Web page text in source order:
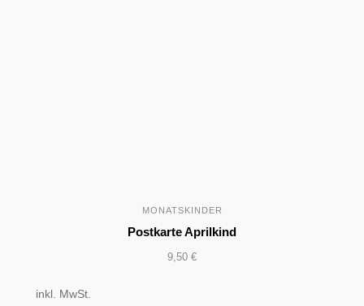
MONATSKINDER
Postkarte Aprilkind
9,50 €
inkl. MwSt.